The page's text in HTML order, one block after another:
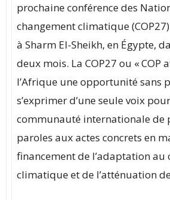
prochaine conférence des
changement climatique
à Sharm El-Sheikh, en Égypte,
deux mois. La COP27 ou « COP
l’Afrique une opportunité sans
s’exprimer d’une seule voix
communauté internationale de
paroles aux actes concrets en
financement de l’adaptation au
climatique et de l’atténuation